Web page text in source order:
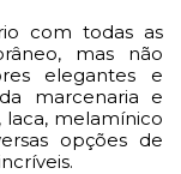
com todas as
mas não
elegantes e
marcenaria e
laca, melamínico
opções de